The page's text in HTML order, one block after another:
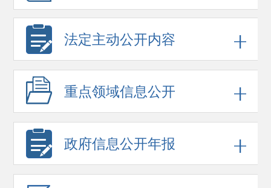
法定主动公开内容
重点领域信息公开
政府信息公开年报